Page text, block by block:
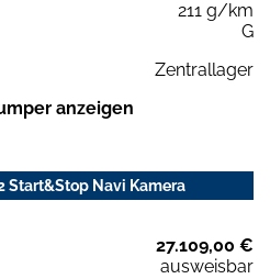
211 g/km
G
Zentrallager
anzeigen
Start&Stop Navi Kamera
27.109,00 €
ausweisbar